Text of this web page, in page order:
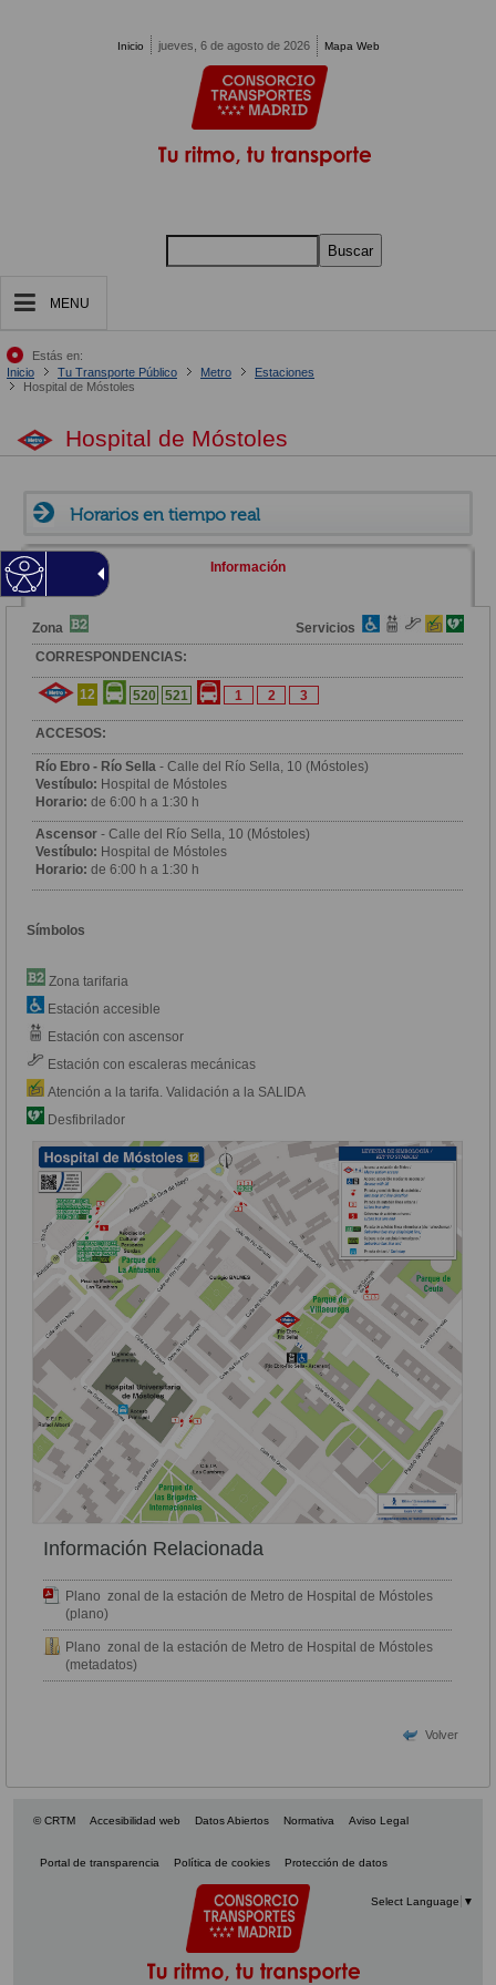
Inicio jueves, 6 de agosto de 2026 Mapa Web
Buscar
MENU
Estás en:
Inicio
Tu Transporte Público Metro
Estaciones
Hospital de Móstoles
Hospital de Móstoles
Horarios en tiempo real
Información
Zona
Servicios
CORRESPONDENCIAS:
12 520 521 1 2 3
ACCESOS:
Río Ebro - Río Sella - Calle del Río Sella, 10 (Móstoles)
Vestíbulo: Hospital de Móstoles
Horario: de 6:00 h a 1:30 h
Ascensor - Calle del Río Sella, 10 (Móstoles)
Vestíbulo: Hospital de Móstoles
Horario: de 6:00 h a 1:30 h
Símbolos
Zona tarifaria
Estación accesible
Estación con ascensor
Estación con escaleras mecánicas
Atención a la tarifa. Validación a la SALIDA
Desfibrilador
Información Relacionada
Plano zonal de la estación de Metro de Hospital de Móstoles
(plano)
Plano zonal de la estación de Metro de Hospital de Móstoles
(metadatos)
Volver
© CRTM Accesibilidad web Datos Abiertos Normativa Aviso Legal
Portal de transparencia Política de cookies Protección de datos
Select Language ▼